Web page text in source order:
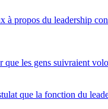
à propos du leadership
que les gens suivraient
que la fonction du